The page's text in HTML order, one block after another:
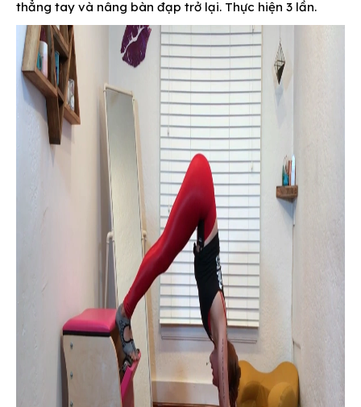
thẳng tay và nâng bàn đạp trở lại. Thực hiện 3 lần.